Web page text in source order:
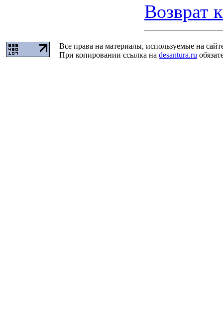
Возврат
Все права на материалы, используемые на
При копировании ссылка на desantura.ru